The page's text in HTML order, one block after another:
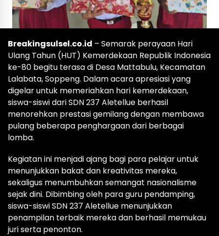
Breakingsulsel.co.id – Semarak perayaan Hari
Ulang Tahun (HUT) Kemerdekaan Republik Indonesia
ke-80 begitu terasa di Desa Mattabulu, Kecamatan
Lalabata, Soppeng. Dalam acara apresiasi yang
digelar untuk memeriahkan hari kemerdekaan,
siswa-siswi dari SDN 237 Aletellue berhasil
menorehkan prestasi gemilang dengan membawa
pulang beberapa penghargaan dari berbagai
lomba.
Kegiatan ini menjadi ajang bagi para pelajar untuk
menunjukkan bakat dan kreativitas mereka,
sekaligus menumbuhkan semangat nasionalisme
sejak dini. Dibimbing oleh para guru pendamping,
siswa-siswi SDN 237 Aletellue menunjukkan
penampilan terbaik mereka dan berhasil memukau
juri serta penonton.